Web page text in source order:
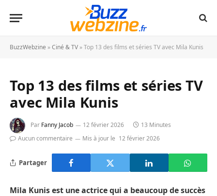
BuzzWebzine »Ciné & TV »Top 13 des films et séries TV avec Mila Kunis
Top 13 des films et séries TV
avec Mila Kunis
Par Fanny Jacob 12 février 2026
13 Minutes
Aucun commentaire
Mis à jour le 12 février 2026
Partager
Mila Kunis est une actrice qui a beaucoup de succès